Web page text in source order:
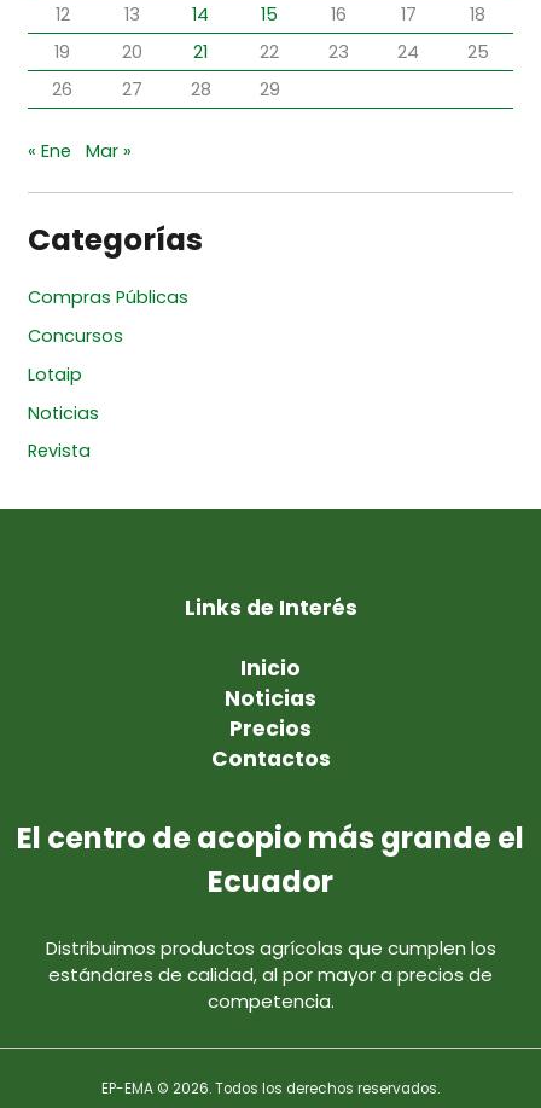
12
13 14 15 16 17
18
19
20 21 22 23 24
25
26
27 28 29
« Ene Mar »
Categorías
Compras Públicas
Concursos
Lotaip
Noticias
Revista
Links de Interés
Inicio
Noticias
Precios
Contactos
El centro de acopio más grande el
Ecuador
Distribuimos productos agrícolas que cumplen los
estándares de calidad, al por mayor a precios de
competencia.
EP-EMA © 2026. Todos los derechos reservados.